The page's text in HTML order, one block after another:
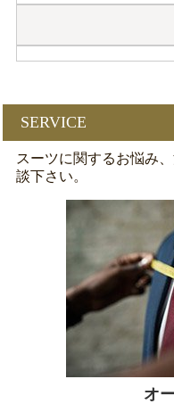
SERVICE
スーツに関するお悩み
談下さい。
オ